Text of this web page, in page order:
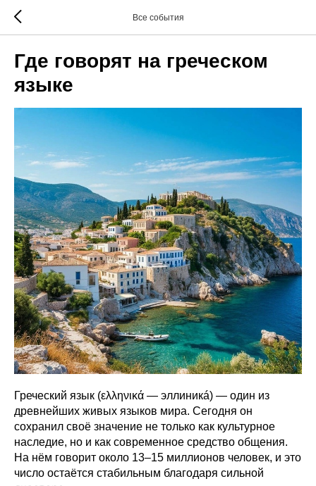
Все события
Где говорят на греческом
языке
Греческий язык (ελληνικά — эллиникá) — один из
древнейших живых языков мира. Сегодня он
сохранил своё значение не только как культурное
наследие, но и как современное средство общения.
На нём говорит около 13–15 миллионов человек, и это
число остаётся стабильным благодаря сильной